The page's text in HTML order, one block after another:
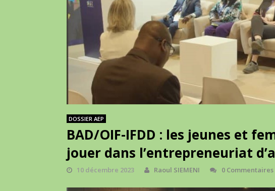
DOSSIER AEP
BAD/OIF-IFDD : les jeunes et
jouer dans l’entrepreneuriat
10 décembre 2023 Raoul SIEMENI 0 Commentaires